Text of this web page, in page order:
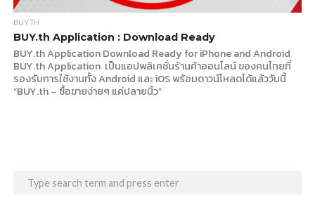
BUY.TH
BUY.th Application : Download Ready
BUY.th Application Download Ready for iPhone and Android
BUY.th Application เป็นแอปพลิเคชั่นร้านค้าออนไลน์ ของคนไทยที่
รองรับการใช้งานทั้ง Android และ iOS พร้อมดาวน์โหลดได้แล้ววันนี้
“BUY.th – ซื้อขายง่ายๆ แค่ปลายนิ้ว”